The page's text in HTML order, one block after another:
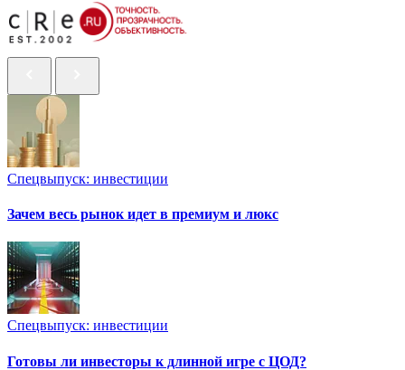
Спецвыпуск: инвестиции
Зачем весь рынок идет в премиум и люкс
Спецвыпуск: инвестиции
Готовы ли инвесторы к длинной игре с ЦОД?